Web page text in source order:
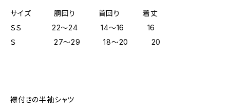
サイズ 胴回り 首回り 着丈
ＳＳ 22～24 14～16 16
Ｓ 27～29 18～20 20
襟付きの半袖シャツ